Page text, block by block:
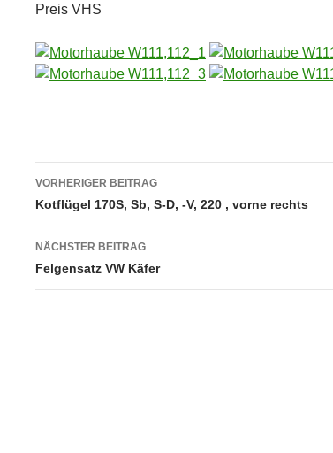
Preis VHS
Beitragsnavigation
VORHERIGER BEITRAG
Kotflügel 170S, Sb, S-D, -V, 220 , vorne rechts
NÄCHSTER BEITRAG
Felgensatz VW Käfer